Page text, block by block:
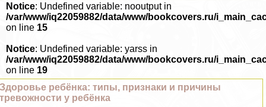
Notice: Undefined variable: nooutput in
/var/www/iq22059882/data/www/bookcovers.ru/
on line 15
Notice: Undefined variable: yarss in
/var/www/iq22059882/data/www/bookcovers.ru/
on line 19
Здоровье ребёнка: типы, признаки и причины
тревожности у ребёнка